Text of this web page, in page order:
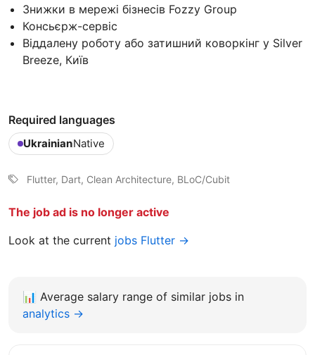
Знижки в мережі бізнесів Fozzy Group
Консьєрж-сервіс
Віддалену роботу або затишний коворкінг у Silver
Breeze, Київ
Required languages
UkrainianNative
Flutter, Dart, Clean Architecture, BLoC/Cubit
The job ad is no longer active
Look at the current jobs Flutter →
📊 Average salary range of similar jobs in
analytics →